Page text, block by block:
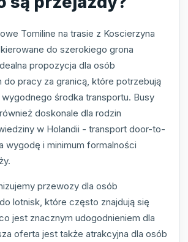
Tomiline na trasie z Koscierzyna
do szerokiego grona
propozycja dla osób
do pracy za granicą, które potrzebują
środka transportu. Busy
doskonale dla rodzin
w Holandii - transport door-to-
wygodę i minimum formalności
przewozy dla osób
lotnisk, które często znajdują się
jest znacznym udogodnieniem dla
oferta jest także atrakcyjna dla osób